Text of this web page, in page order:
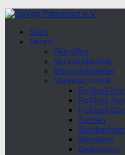
Unter
Inhalt
Start
Verein
Aktuelles
Vorstandschaft
Ehrenmitglieder
Vereinschronik
Fußball-
Fußball-
Fußball-
Turnen
Wandern
Badminton